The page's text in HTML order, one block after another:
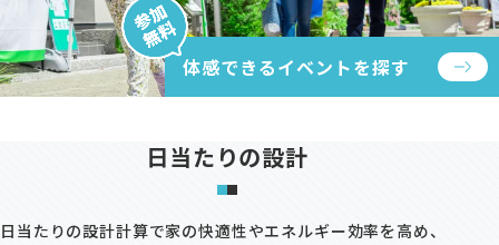
体感できるイベントを探す
日当たりの設計
日当たりの設計計算で家の快適性やエネルギー効率を高め、